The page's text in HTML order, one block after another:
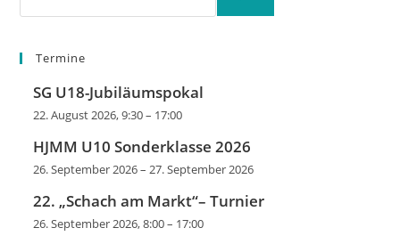
Termine
SG U18-Jubiläumspokal
22. August 2026, 9:30– 17:00
HJMM U10 Sonderklasse 2026
26. September 2026–27. September 2026
22. „Schach am Markt“– Turnier
26. September 2026, 8:00– 17:00